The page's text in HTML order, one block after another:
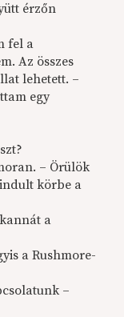
érzőn
fel a
Az összes
lehetett. –
egy
– Örülök
körbe a
a
a Rushmore-
–